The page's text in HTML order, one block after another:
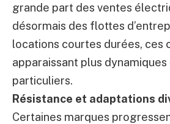
grande part des ventes
désormais des flottes
locations courtes durées, ces
apparaissant plus
particuliers.
Résistance et adaptations
Certaines marques